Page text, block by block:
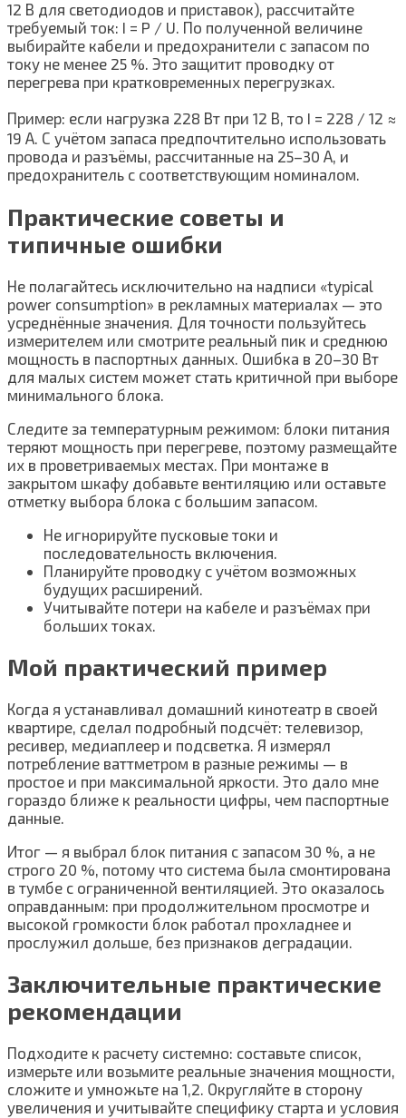
12 В для светодиодов и приставок), рассчитайте
требуемый ток: I = P / U. По полученной величине
выбирайте кабели и предохранители с запасом по
току не менее 25 %. Это защитит проводку от
перегрева при кратковременных перегрузках.
Пример: если нагрузка 228 Вт при 12 В, то I = 228 / 12 ≈
19 А. С учётом запаса предпочтительно использовать
провода и разъёмы, рассчитанные на 25–30 А, и
предохранитель с соответствующим номиналом.
Практические советы и
типичные ошибки
Не полагайтесь исключительно на надписи «typical
power consumption» в рекламных материалах — это
усреднённые значения. Для точности пользуйтесь
измерителем или смотрите реальный пик и среднюю
мощность в паспортных данных. Ошибка в 20–30 Вт
для малых систем может стать критичной при выборе
минимального блока.
Следите за температурным режимом: блоки питания
теряют мощность при перегреве, поэтому размещайте
их в проветриваемых местах. При монтаже в
закрытом шкафу добавьте вентиляцию или оставьте
отметку выбора блока с большим запасом.
Не игнорируйте пусковые токи и
последовательность включения.
Планируйте проводку с учётом возможных
будущих расширений.
Учитывайте потери на кабеле и разъёмах при
больших токах.
Мой практический пример
Когда я устанавливал домашний кинотеатр в своей
квартире, сделал подробный подсчёт: телевизор,
ресивер, медиаплеер и подсветка. Я измерял
потребление ваттметром в разные режимы — в
простое и при максимальной яркости. Это дало мне
гораздо ближе к реальности цифры, чем паспортные
данные.
Итог — я выбрал блок питания с запасом 30 %, а не
строго 20 %, потому что система была смонтирована
в тумбе с ограниченной вентиляцией. Это оказалось
оправданным: при продолжительном просмотре и
высокой громкости блок работал прохладнее и
прослужил дольше, без признаков деградации.
Заключительные практические
рекомендации
Подходите к расчету системно: составьте список,
измерьте или возьмите реальные значения мощности,
сложите и умножьте на 1,2. Округляйте в сторону
увеличения и учитывайте специфику старта и условия